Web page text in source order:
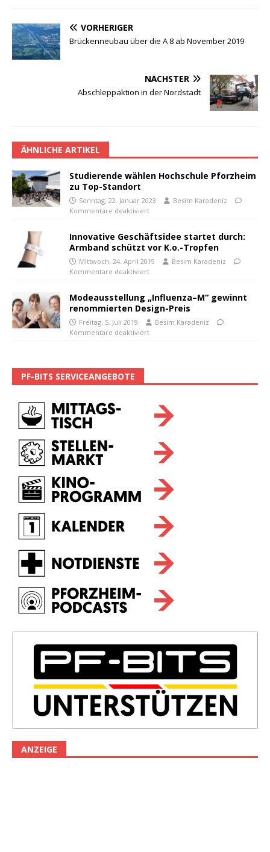
VORHERIGER
Brückenneubau über die A 8 ab November 2019
NÄCHSTER
Abschleppaktion in der Nordstadt
ÄHNLICHE ARTIKEL
Studierende wählen Hochschule Pforzheim
zu Top-Standort
Sonntag, 22. Januar 2023
Besim Karadeniz
Kommentare deaktiviert
Innovative Geschäftsidee startet durch:
Armband schützt vor K.o.-Tropfen
Mittwoch, 24. April 2019
Besim Karadeniz
Kommentare deaktiviert
Modeausstellung „Influenza–M“ gewinnt
renommierten Design-Preis
Freitag, 5. Juli 2019
Besim Karadeniz
Kommentare deaktiviert
PF-BITS SERVICEANGEBOTE
ANZEIGE